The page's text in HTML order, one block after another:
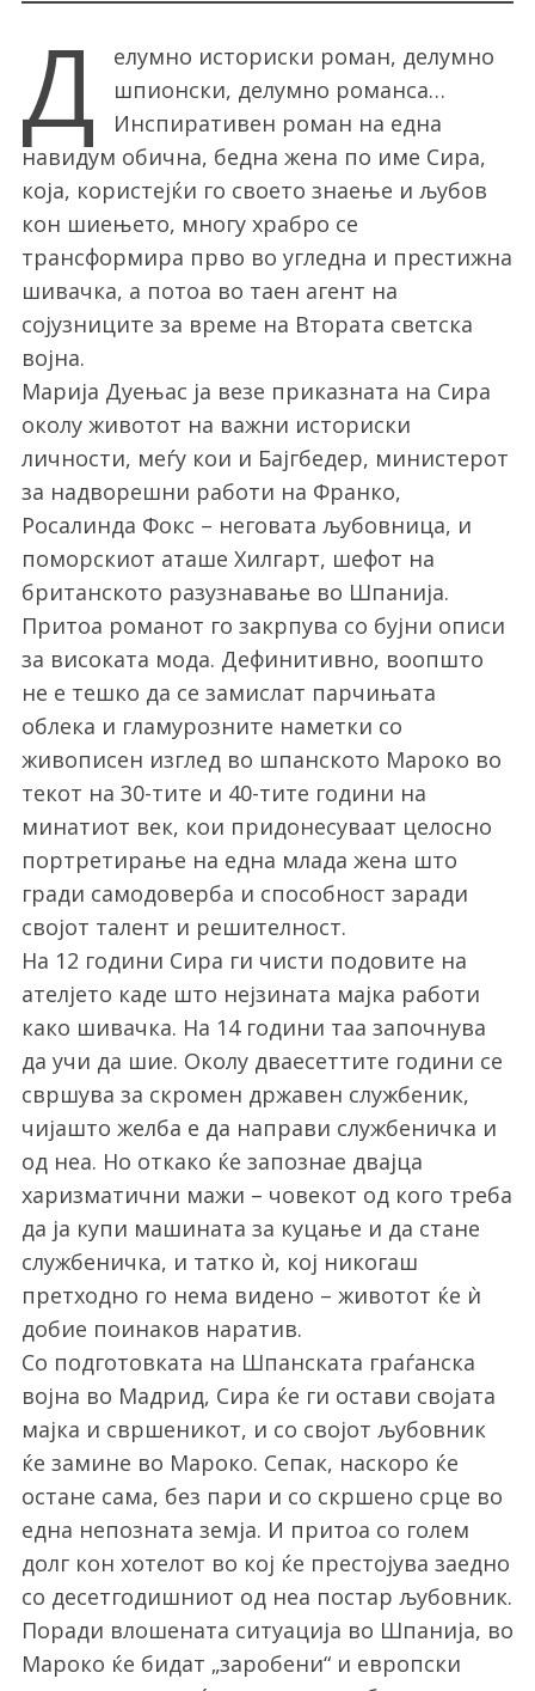
Д
елумно историски роман, делумно
шпионски, делумно романса…
Инспиративен роман на една
навидум обична, бедна жена по име Сира,
која, користејќи го своето знаење и љубов
кон шиењето, многу храбро се
трансформира прво во угледна и престижна
шивачка, а потоа во таен агент на
сојузниците за време на Втората светска
војна.
Марија Дуењас ја везе приказната на Сира
околу животот на важни историски
личности, меѓу кои и Бајгбедер, министерот
за надворешни работи на Франко,
Росалинда Фокс – неговата љубовница, и
поморскиот аташе Хилгарт, шефот на
британското разузнавање во Шпанија.
Притоа романот го закрпува со бујни описи
за високата мода. Дефинитивно, воопшто
не е тешко да се замислат парчињата
облека и гламурозните наметки со
живописен изглед во шпанското Мароко во
текот на 30-тите и 40-тите години на
минатиот век, кои придонесуваат целосно
портретирање на една млада жена што
гради самодоверба и способност заради
својот талент и решителност.
На 12 години Сира ги чисти подовите на
ателјето каде што нејзината мајка работи
како шивачка. На 14 години таа започнува
да учи да шие. Околу дваесеттите години се
свршува за скромен државен службеник,
чијашто желба е да направи службеничка и
од неа. Но откако ќе запознае двајца
харизматични мажи – човекот од кого треба
да ја купи машината за куцање и да стане
службеничка, и татко ѝ, кој никогаш
претходно го нема видено – животот ќе ѝ
добие поинаков наратив.
Со подготовката на Шпанската граѓанска
војна во Мадрид, Сира ќе ги остави својата
мајка и свршеникот, и со својот љубовник
ќе замине во Мароко. Сепак, наскоро ќе
остане сама, без пари и со скршено срце во
една непозната земја. И притоа со голем
долг кон хотелот во кој ќе престојува заедно
со десетгодишниот од неа постар љубовник.
Поради влошената ситуација во Шпанија, во
Мароко ќе бидат „заробени“ и европски